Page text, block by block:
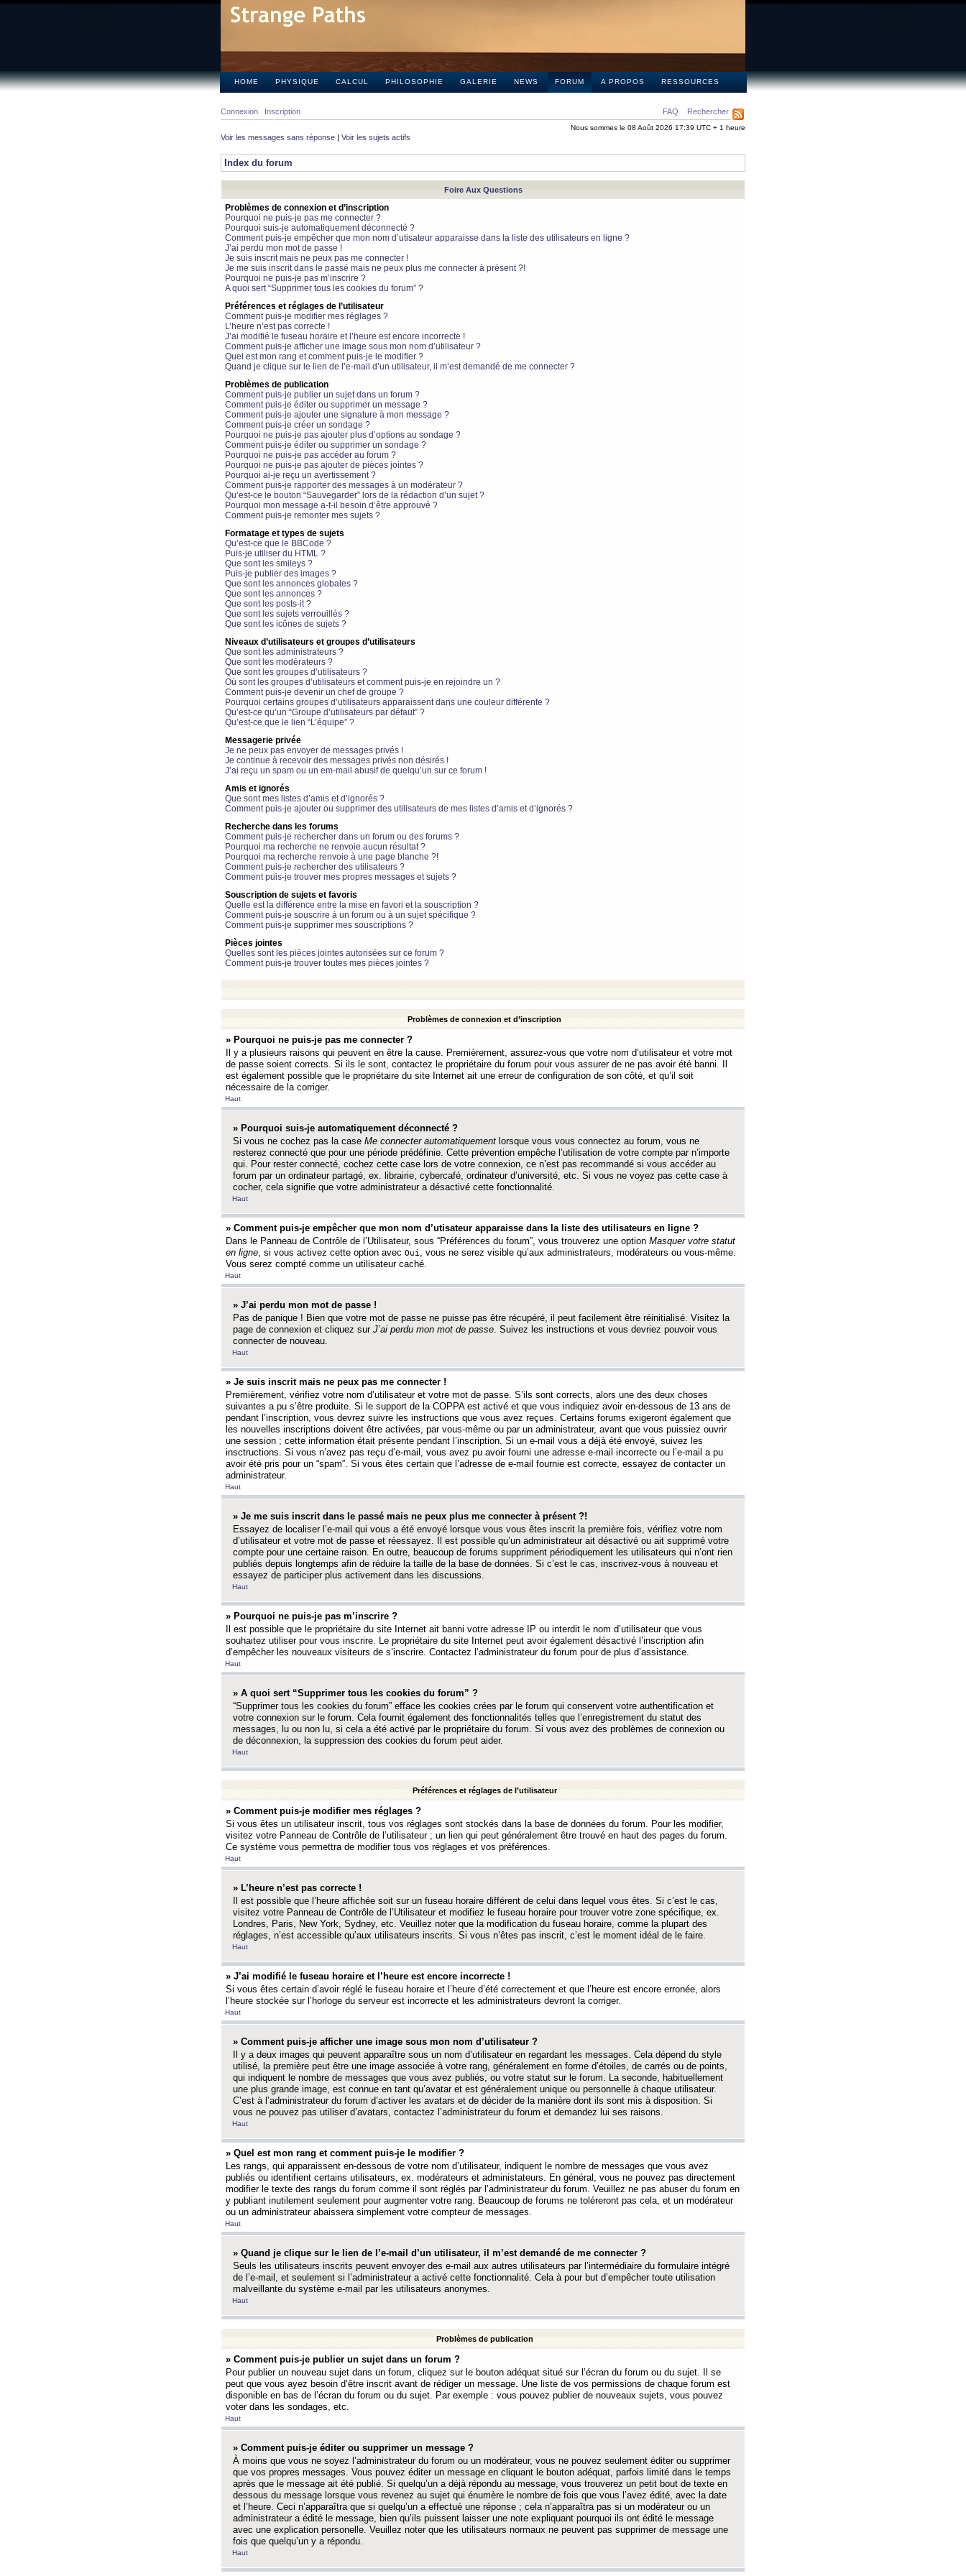
HOME PHYSIQUE CALCUL PHILOSOPHIE GALERIE NEWS FORUM A PROPOS RESSOURCES
FAQ Rechercher
Connexion Inscription
Nous sommes le 08 Août 2026 17:39 UTC + 1 heure
Voir les messages sans réponse | Voir les sujets actifs
Index du forum
Foire Aux Questions
Problèmes de connexion et d’inscription
Pourquoi ne puis-je pas me connecter ?
Pourquoi suis-je automatiquement déconnecté ?
Comment puis-je empêcher que mon nom d’utisateur apparaisse dans la liste des utilisateurs en ligne ?
J’ai perdu mon mot de passe !
Je suis inscrit mais ne peux pas me connecter !
Je me suis inscrit dans le passé mais ne peux plus me connecter à présent ?!
Pourquoi ne puis-je pas m’inscrire ?
A quoi sert “Supprimer tous les cookies du forum” ?
Préférences et réglages de l’utilisateur
Comment puis-je modifier mes réglages ?
L’heure n’est pas correcte !
J’ai modifié le fuseau horaire et l’heure est encore incorrecte !
Comment puis-je afficher une image sous mon nom d’utilisateur ?
Quel est mon rang et comment puis-je le modifier ?
Quand je clique sur le lien de l’e-mail d’un utilisateur, il m’est demandé de me connecter ?
Problèmes de publication
Comment puis-je publier un sujet dans un forum ?
Comment puis-je éditer ou supprimer un message ?
Comment puis-je ajouter une signature à mon message ?
Comment puis-je créer un sondage ?
Pourquoi ne puis-je pas ajouter plus d’options au sondage ?
Comment puis-je éditer ou supprimer un sondage ?
Pourquoi ne puis-je pas accéder au forum ?
Pourquoi ne puis-je pas ajouter de pièces jointes ?
Pourquoi ai-je reçu un avertissement ?
Comment puis-je rapporter des messages à un modérateur ?
Qu’est-ce le bouton “Sauvegarder” lors de la rédaction d’un sujet ?
Pourquoi mon message a-t-il besoin d’être approuvé ?
Comment puis-je remonter mes sujets ?
Formatage et types de sujets
Qu’est-ce que le BBCode ?
Puis-je utiliser du HTML ?
Que sont les smileys ?
Puis-je publier des images ?
Que sont les annonces globales ?
Que sont les annonces ?
Que sont les posts-it ?
Que sont les sujets verrouillés ?
Que sont les icônes de sujets ?
Niveaux d’utilisateurs et groupes d’utilisateurs
Que sont les administrateurs ?
Que sont les modérateurs ?
Que sont les groupes d’utilisateurs ?
Où sont les groupes d’utilisateurs et comment puis-je en rejoindre un ?
Comment puis-je devenir un chef de groupe ?
Pourquoi certains groupes d’utilisateurs apparaissent dans une couleur différente ?
Qu’est-ce qu’un “Groupe d’utilisateurs par défaut” ?
Qu’est-ce que le lien “L’équipe” ?
Messagerie privée
Je ne peux pas envoyer de messages privés !
Je continue à recevoir des messages privés non désirés !
J’ai reçu un spam ou un em-mail abusif de quelqu’un sur ce forum !
Amis et ignorés
Que sont mes listes d’amis et d’ignorés ?
Comment puis-je ajouter ou supprimer des utilisateurs de mes listes d’amis et d’ignorés ?
Recherche dans les forums
Comment puis-je rechercher dans un forum ou des forums ?
Pourquoi ma recherche ne renvoie aucun résultat ?
Pourquoi ma recherche renvoie à une page blanche ?!
Comment puis-je rechercher des utilisateurs ?
Comment puis-je trouver mes propres messages et sujets ?
Souscription de sujets et favoris
Quelle est la différence entre la mise en favori et la souscription ?
Comment puis-je souscrire à un forum ou à un sujet spécifique ?
Comment puis-je supprimer mes souscriptions ?
Pièces jointes
Quelles sont les pièces jointes autorisées sur ce forum ?
Comment puis-je trouver toutes mes pièces jointes ?
Problèmes de connexion et d’inscription
» Pourquoi ne puis-je pas me connecter ?
Il y a plusieurs raisons qui peuvent en être la cause. Premièrement, assurez-vous que votre nom d’utilisateur et votre mot
de passe soient corrects. Si ils le sont, contactez le propriétaire du forum pour vous assurer de ne pas avoir été banni. Il
est également possible que le propriétaire du site Internet ait une erreur de configuration de son côté, et qu’il soit
nécessaire de la corriger.
Haut
» Pourquoi suis-je automatiquement déconnecté ?
Si vous ne cochez pas la case Me connecter automatiquement lorsque vous vous connectez au forum, vous ne
resterez connecté que pour une période prédéfinie. Cette prévention empêche l’utilisation de votre compte par n’importe
qui. Pour rester connecté, cochez cette case lors de votre connexion, ce n’est pas recommandé si vous accéder au
forum par un ordinateur partagé, ex. librairie, cybercafé, ordinateur d’université, etc. Si vous ne voyez pas cette case à
cocher, cela signifie que votre administrateur a désactivé cette fonctionnalité.
Haut
» Comment puis-je empêcher que mon nom d’utisateur apparaisse dans la liste des utilisateurs en ligne ?
Dans le Panneau de Contrôle de l’Utilisateur, sous “Préférences du forum”, vous trouverez une option Masquer votre statut
en ligne, si vous activez cette option avec Oui , vous ne serez visible qu’aux administrateurs, modérateurs ou vous-même.
Vous serez compté comme un utilisateur caché.
Haut
» J’ai perdu mon mot de passe !
Pas de panique ! Bien que votre mot de passe ne puisse pas être récupéré, il peut facilement être réinitialisé. Visitez la
page de connexion et cliquez sur J’ai perdu mon mot de passe. Suivez les instructions et vous devriez pouvoir vous
connecter de nouveau.
Haut
» Je suis inscrit mais ne peux pas me connecter !
Premièrement, vérifiez votre nom d’utilisateur et votre mot de passe. S’ils sont corrects, alors une des deux choses
suivantes a pu s’être produite. Si le support de la COPPA est activé et que vous indiquiez avoir en-dessous de 13 ans de
pendant l’inscription, vous devrez suivre les instructions que vous avez reçues. Certains forums exigeront également que
les nouvelles inscriptions doivent être activées, par vous-même ou par un administrateur, avant que vous puissiez ouvrir
une session ; cette information était présente pendant l’inscription. Si un e-mail vous a déjà été envoyé, suivez les
insctructions. Si vous n’avez pas reçu d’e-mail, vous avez pu avoir fourni une adresse e-mail incorrecte ou l’e-mail a pu
avoir été pris pour un “spam”. Si vous êtes certain que l’adresse de e-mail fournie est correcte, essayez de contacter un
administrateur.
Haut
» Je me suis inscrit dans le passé mais ne peux plus me connecter à présent ?!
Essayez de localiser l’e-mail qui vous a été envoyé lorsque vous vous êtes inscrit la première fois, vérifiez votre nom
d’utilisateur et votre mot de passe et réessayez. Il est possible qu’un administrateur ait désactivé ou ait supprimé votre
compte pour une certaine raison. En outre, beaucoup de forums suppriment périodiquement les utilisateurs qui n’ont rien
publiés depuis longtemps afin de réduire la taille de la base de données. Si c’est le cas, inscrivez-vous à nouveau et
essayez de participer plus activement dans les discussions.
Haut
» Pourquoi ne puis-je pas m’inscrire ?
Il est possible que le propriétaire du site Internet ait banni votre adresse IP ou interdit le nom d’utilisateur que vous
souhaitez utiliser pour vous inscrire. Le propriétaire du site Internet peut avoir également désactivé l’inscription afin
d’empêcher les nouveaux visiteurs de s’inscrire. Contactez l’administrateur du forum pour de plus d’assistance.
Haut
» A quoi sert “Supprimer tous les cookies du forum” ?
“Supprimer tous les cookies du forum” efface les cookies crées par le forum qui conservent votre authentification et
votre connexion sur le forum. Cela fournit également des fonctionnalités telles que l’enregistrement du statut des
messages, lu ou non lu, si cela a été activé par le propriétaire du forum. Si vous avez des problèmes de connexion ou
de déconnexion, la suppression des cookies du forum peut aider.
Haut
Préférences et réglages de l’utilisateur
» Comment puis-je modifier mes réglages ?
Si vous êtes un utilisateur inscrit, tous vos réglages sont stockés dans la base de données du forum. Pour les modifier,
visitez votre Panneau de Contrôle de l’utilisateur ; un lien qui peut généralement être trouvé en haut des pages du forum.
Ce système vous permettra de modifier tous vos réglages et vos préférences.
Haut
» L’heure n’est pas correcte !
Il est possible que l’heure affichée soit sur un fuseau horaire différent de celui dans lequel vous êtes. Si c’est le cas,
visitez votre Panneau de Contrôle de l’Utilisateur et modifiez le fuseau horaire pour trouver votre zone spécifique, ex.
Londres, Paris, New York, Sydney, etc. Veuillez noter que la modification du fuseau horaire, comme la plupart des
réglages, n’est accessible qu’aux utilisateurs inscrits. Si vous n’êtes pas inscrit, c’est le moment idéal de le faire.
Haut
» J’ai modifié le fuseau horaire et l’heure est encore incorrecte !
Si vous êtes certain d’avoir réglé le fuseau horaire et l’heure d’été correctement et que l’heure est encore erronée, alors
l’heure stockée sur l’horloge du serveur est incorrecte et les administrateurs devront la corriger.
Haut
» Comment puis-je afficher une image sous mon nom d’utilisateur ?
Il y a deux images qui peuvent apparaître sous un nom d’utilisateur en regardant les messages. Cela dépend du style
utilisé, la première peut être une image associée à votre rang, généralement en forme d’étoiles, de carrés ou de points,
qui indiquent le nombre de messages que vous avez publiés, ou votre statut sur le forum. La seconde, habituellement
une plus grande image, est connue en tant qu’avatar et est généralement unique ou personnelle à chaque utilisateur.
C’est à l’administrateur du forum d’activer les avatars et de décider de la manière dont ils sont mis à disposition. Si
vous ne pouvez pas utiliser d’avatars, contactez l’administrateur du forum et demandez lui ses raisons.
Haut
» Quel est mon rang et comment puis-je le modifier ?
Les rangs, qui apparaissent en-dessous de votre nom d’utilisateur, indiquent le nombre de messages que vous avez
publiés ou identifient certains utilisateurs, ex. modérateurs et administateurs. En général, vous ne pouvez pas directement
modifier le texte des rangs du forum comme il sont réglés par l’administrateur du forum. Veuillez ne pas abuser du forum en
y publiant inutilement seulement pour augmenter votre rang. Beaucoup de forums ne toléreront pas cela, et un modérateur
ou un administrateur abaissera simplement votre compteur de messages.
Haut
» Quand je clique sur le lien de l’e-mail d’un utilisateur, il m’est demandé de me connecter ?
Seuls les utilisateurs inscrits peuvent envoyer des e-mail aux autres utilisateurs par l’intermédiaire du formulaire intégré
de l’e-mail, et seulement si l’administrateur a activé cette fonctionnalité. Cela à pour but d’empêcher toute utilisation
malveillante du système e-mail par les utilisateurs anonymes.
Haut
Problèmes de publication
» Comment puis-je publier un sujet dans un forum ?
Pour publier un nouveau sujet dans un forum, cliquez sur le bouton adéquat situé sur l’écran du forum ou du sujet. Il se
peut que vous ayez besoin d’être inscrit avant de rédiger un message. Une liste de vos permissions de chaque forum est
disponible en bas de l’écran du forum ou du sujet. Par exemple : vous pouvez publier de nouveaux sujets, vous pouvez
voter dans les sondages, etc.
Haut
» Comment puis-je éditer ou supprimer un message ?
À moins que vous ne soyez l’administrateur du forum ou un modérateur, vous ne pouvez seulement éditer ou supprimer
que vos propres messages. Vous pouvez éditer un message en cliquant le bouton adéquat, parfois limité dans le temps
après que le message ait été publié. Si quelqu’un a déjà répondu au message, vous trouverez un petit bout de texte en
dessous du message lorsque vous revenez au sujet qui énumère le nombre de fois que vous l’avez édité, avec la date
et l’heure. Ceci n’apparaîtra que si quelqu’un a effectué une réponse ; cela n’apparaîtra pas si un modérateur ou un
administrateur a édité le message, bien qu’ils puissent laisser une note expliquant pourquoi ils ont édité le message
avec une explication personelle. Veuillez noter que les utilisateurs normaux ne peuvent pas supprimer de message une
fois que quelqu’un y a répondu.
Haut